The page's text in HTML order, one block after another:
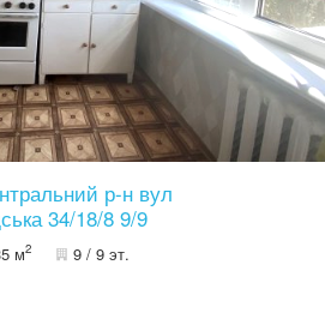
р-н вул
34/18/8 9/9
м2 9 / 9 эт.